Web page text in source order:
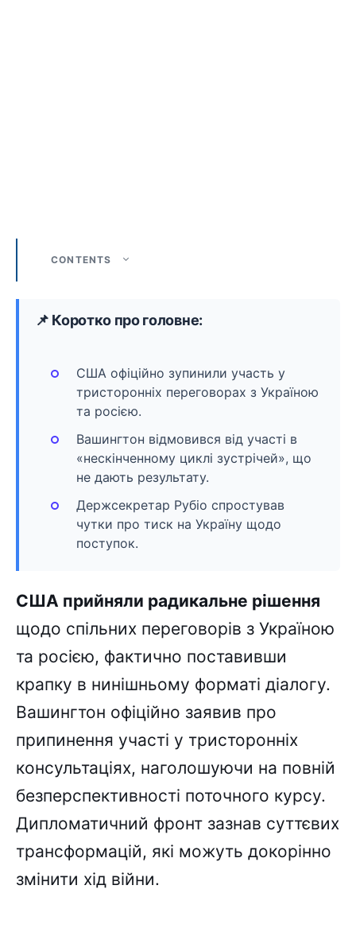
CONTENTS
📌 Коротко про головне:
США офіційно зупинили участь у
тристоронніх переговорах з Україною
та росією.
Вашингтон відмовився від участі в
«нескінченному циклі зустрічей», що
не дають результату.
Держсекретар Рубіо спростував
чутки про тиск на Україну щодо
поступок.
США прийняли радикальне рішення
щодо спільних переговорів з Україною
та росією, фактично поставивши
крапку в нинішньому форматі діалогу.
Вашингтон офіційно заявив про
припинення участі у тристоронніх
консультаціях, наголошуючи на повній
безперспективності поточного курсу.
Дипломатичний фронт зазнав суттєвих
трансформацій, які можуть докорінно
змінити хід війни.